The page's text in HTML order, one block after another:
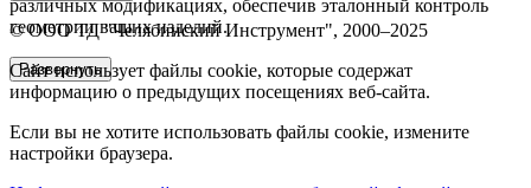
различных модификациях, обеспечив эталонный контроль
геометрии ваших изделий.
Развернуть
© ООО ТД "Челябинский Инструмент", 2000–2025
Сайт использует файлы cookie, которые содержат
информацию о предыдущих посещениях веб-сайта.
Если вы не хотите использовать файлы cookie, измените
настройки браузера.